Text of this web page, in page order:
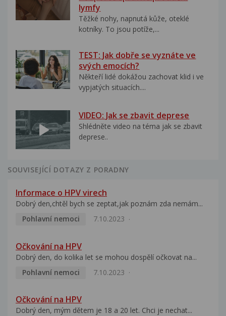
lymfy
Těžké nohy, napnutá kůže, oteklé
kotníky. To jsou potíže,...
TEST: Jak dobře se vyznáte ve
svých emocích?
Někteří lidé dokážou zachovat klid i ve
vypjatých situacích....
VIDEO: Jak se zbavit deprese
Shlédněte video na téma jak se zbavit
deprese..
SOUVISEJÍCÍ DOTAZY Z PORADNY
Informace o HPV virech
Dobrý den,chtěl bych se zeptat,jak poznám zda nemám...
Pohlavní nemoci
7.10.2023
Očkování na HPV
Dobrý den, do kolika let se mohou dospělí očkovat na...
Pohlavní nemoci
7.10.2023
Očkování na HPV
Dobrý den, mým dětem je 18 a 20 let. Chci je nechat...